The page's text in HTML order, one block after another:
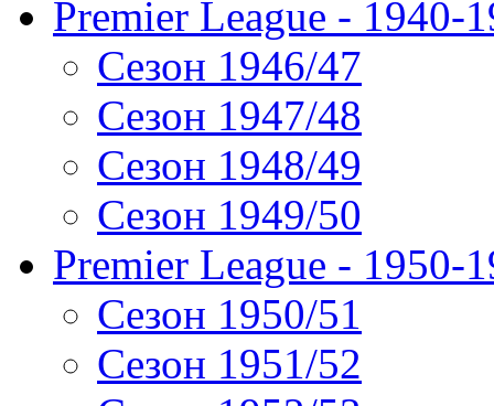
Premier League - 1940-
Сезон 1946/47
Сезон 1947/48
Сезон 1948/49
Сезон 1949/50
Premier League - 1950-
Сезон 1950/51
Сезон 1951/52